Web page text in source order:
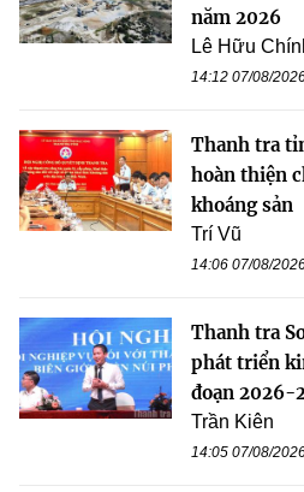
năm 2026
Lê Hữu
14:12 07/08/
Thanh tra
hoàn thiện
khoáng sản
Trí Vũ
14:06 07/08/
Thanh tra
phát triển
đoạn 2026-
Trần Kiên
14:05 07/08/